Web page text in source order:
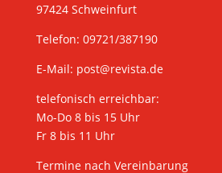
97424 Schweinfurt
Telefon: 09721/387190
E-Mail: post@revista.de
telefonisch erreichbar:
Mo-Do 8 bis 15 Uhr
Fr 8 bis 11 Uhr
Termine nach Vereinbarung